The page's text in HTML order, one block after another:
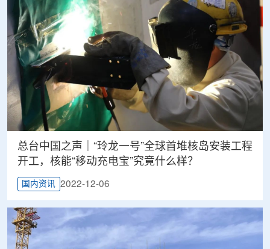
总台中国之声｜“玲龙一号”全球首堆核岛安装工程
开工，核能“移动充电宝”究竟什么样？
国内资讯 2022-12-06